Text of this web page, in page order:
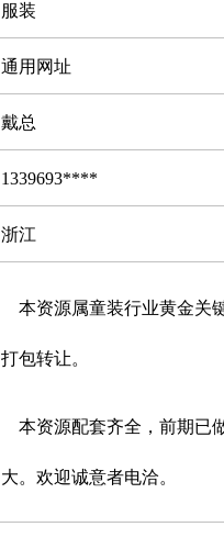
服装
通用网址
戴总
1339693****
浙江
本资源属童装行业黄金关
打包转让。
本资源配套齐全，前期已
大。欢迎诚意者电洽。